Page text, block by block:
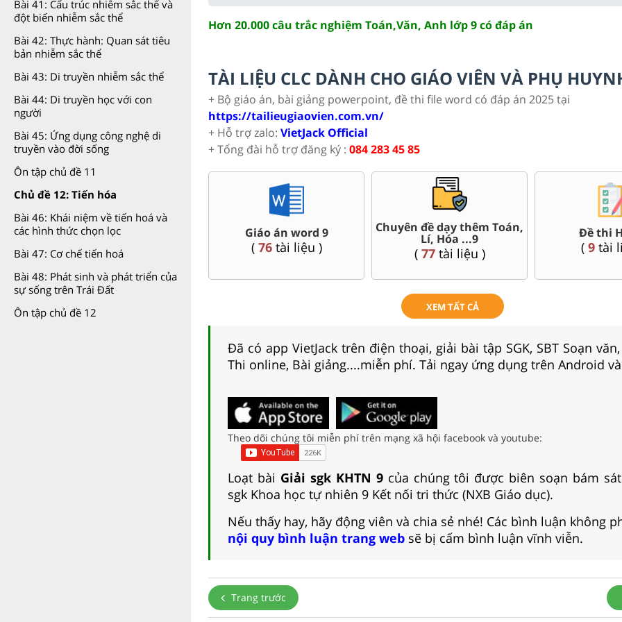
Bài 41: Cấu trúc nhiễm sắc thể và
đột biến nhiễm sắc thể
Bài 42: Thực hành: Quan sát tiêu
bản nhiễm sắc thể
Bài 43: Di truyền nhiễm sắc thể
Bài 44: Di truyền học với con
người
Bài 45: Ứng dụng công nghệ di
truyền vào đời sống
Ôn tập chủ đề 11
Chủ đề 12: Tiến hóa
Bài 46: Khái niệm về tiến hoá và
các hình thức chọn lọc
Bài 47: Cơ chế tiến hoá
Bài 48: Phát sinh và phát triển của
sự sống trên Trái Đất
Ôn tập chủ đề 12
Hơn 20.000 câu trắc nghiệm Toán,Văn, Anh lớp 9 có đáp án
TÀI LIỆU CLC DÀNH CHO GIÁO VIÊN VÀ PHỤ
+ Bộ giáo án, bài giảng powerpoint, đề thi file word có đáp án 2025 tại
https://tailieugiaovien.com.vn/
+ Hỗ trợ zalo: VietJack Official
+ Tổng đài hỗ trợ đăng ký : 084 283 45 85
Đề thi HSG 9
(9 tài liệu )
Đề thi vào 10 các sở Hà
Nội, Tp. Hồ Chí Minh..
( 45tài liệu )
Đề thi giữa kì, cuối kì 9
(120tài liệu )
Bài giảng
Sử,
(36 tài
XEM TẤT CẢ
Đã có app VietJack trên điện thoại, giải bài tập SGK, SBT Soạn
Thi online, Bài giảng....miễn phí. Tải ngay ứng dụng trên Android và
Theo dõi chúng tôi miễn phí trên mạng xã hội facebook và youtube:
Loạt bài Giải sgk KHTN 9của chúng tôi được biên soạn bám
sgk Khoa học tự nhiên 9 Kết nối tri thức (NXB Giáo dục).
Nếu thấy hay, hãy động viên và chia sẻ nhé! Các bình luận không
nội quy bình luận trang web sẽ bị cấm bình luận vĩnh viễn.
Trang trước